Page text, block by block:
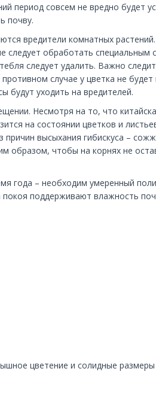
период совсем не вредно будет
почву.
вредители комнатных
следует обработать специальным
следует удалить. Важно
случае у цветка не
будут уходить на вредителей.
Несмотря на то, что
на состоянии цветков и
высыхания гибискуса –
образом, чтобы на корнях не
года – необходим умеренный
поддерживают влажность
цветение и солидные